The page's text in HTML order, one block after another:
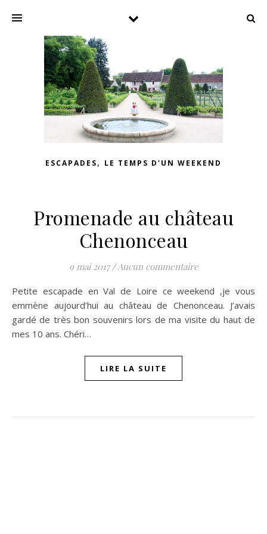
ESCAPADES, LE TEMPS D'UN WEEKEND
Promenade au château
Chenonceau
9 mai 2017 /Aucun commentaire
Petite escapade en Val de Loire ce weekend ,je vous
emmène aujourd’hui au château de Chenonceau. J’avais
gardé de très bon souvenirs lors de ma visite du haut de
mes 10 ans. Chéri…
LIRE LA SUITE